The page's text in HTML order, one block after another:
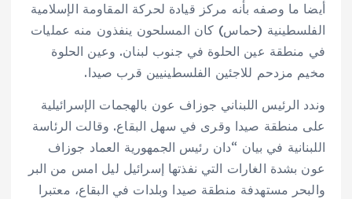
أيضا ما وصفه بأنه مركز قيادة لحركة المقاومة الإسلامية
الفلسطينية (حماس) كان المسلحون ينفذون منه عمليات
في منطقة عين الحلوة في جنوب لبنان. وعين الحلوة
مخيم مزدحم للاجئين الفلسطينيين قرب صيدا.
وندد الرئيس اللبناني جوزاف عون بالهجمات الإسرائيلية
على منطقة صيدا وقرى في سهل البقاع. وقالت الرئاسة
اللبنانية في بيان “دان رئيس الجمهورية العماد جوزاف
عون بشدة الغارات التي نفذتها إسرائيل ليل امس من البر
والبحر مستهدفة منطقة صيدا وبلدات في البقاع، معتبرا